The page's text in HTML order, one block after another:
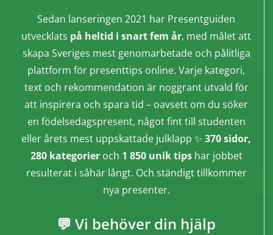
Sedan lanseringen 2021 har Presentguiden
utvecklats på heltid i snart fem år, med målet att
skapa Sveriges mest genomarbetade och pålitliga
plattform för presenttips online. Varje kategori,
text och rekommendation är noggrant utvald för
att inspirera och spara tid – oavsett om du söker
en födelsedagspresent, något fint till studenten
eller årets mest uppskattade julklapp ✨ 370 sidor,
280 kategorieroch 1 850 unik tipshar jobbet
resulterat i såhär långt. Och ständigt tillkommer
nya presenter.
💬 Vi behöver din hjälp